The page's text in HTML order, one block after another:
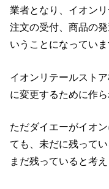
業者となり、イオン
注文の受付、商品の
いうことになっていま
イオンリテールスト
に変更するために作ら
ただダイエーがイオ
ても、未だに残って
まだ残っていると考え